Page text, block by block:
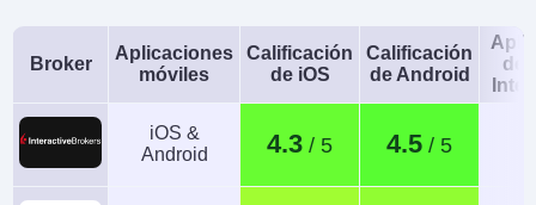
Broker
Aplicaciones
móviles
Calificación
de iOS
Calificación
de Android
de
iOS &
Android
4.3 4.5